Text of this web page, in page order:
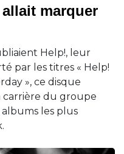
marquer
Help!, leur
par les titres « Help!
», ce disque
du groupe
les plus